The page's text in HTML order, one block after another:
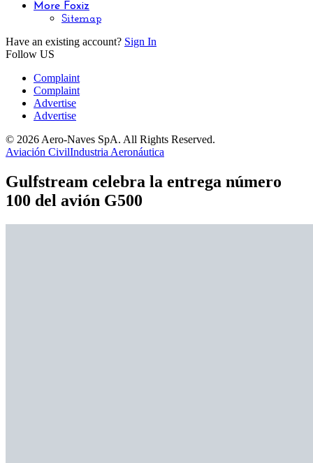
More Foxiz
Sitemap
Have an existing account? Sign In
Follow US
Complaint
Complaint
Advertise
Advertise
© 2026 Aero-Naves SpA. All Rights Reserved.
Aviación CivilIndustria Aeronáutica
Gulfstream celebra la entrega número
100 del avión G500